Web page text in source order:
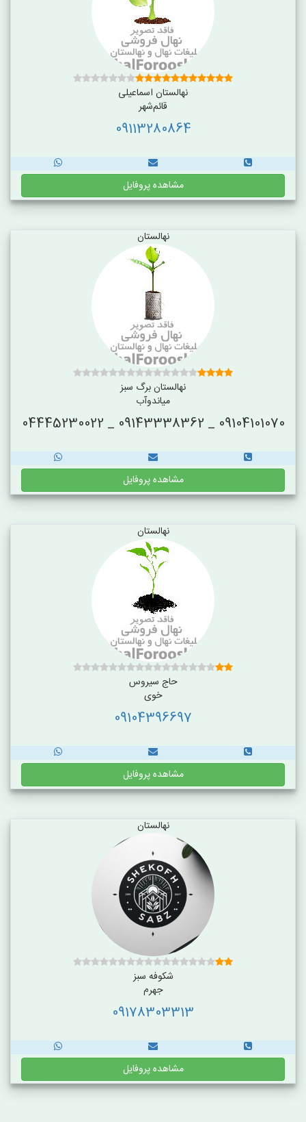
نهالستان اسماعیلی
قائم‌شهر
09113280864
مشاهده پروفایل
نهالستان
نهالستان برگ سبز
میاندوآب
09104101070 _ 09143338362 _ 04445230022
مشاهده پروفایل
نهالستان
حاج سیروس
خوی
09104396697
مشاهده پروفایل
نهالستان
شکوفه سبز
جهرم
09178303313
مشاهده پروفایل